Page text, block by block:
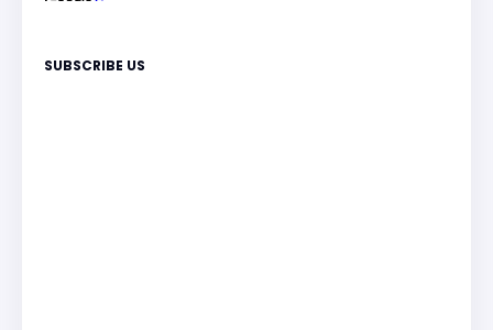
SUBSCRIBE US